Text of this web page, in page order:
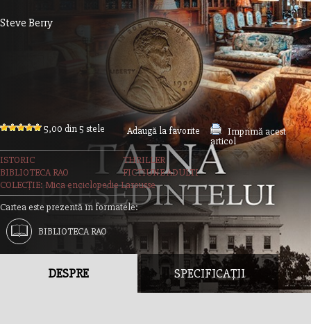
Steve Berry
5,00 din 5 stele Adaugă la favorite
Imprimă acest
articol
ISTORIC
THRILLER
BIBLIOTECA RAO
FICTIUNE ADULTI
COLECȚIE: Mica enciclopedie Larousse
Cartea este prezentă în formatele:
BIBLIOTECA RAO
DESPRE SPECIFICAȚII